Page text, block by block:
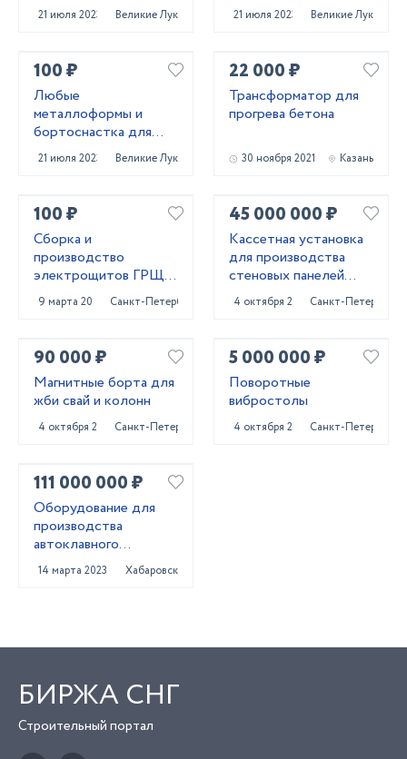
21 июля 2023 Великие Луки 21 июля 2023 Великие Луки
100 ₽
Любые
металлоформы и
бортоснастка для
ваших ЖБИ от «М-
Конструктор»
21 июля 2023 Великие Луки
22 000 ₽
Трансформатор для
прогрева бетона
30 ноября 2021 Казань
100 ₽
Сборка и
производство
электрощитов ГРЩ,
АВР, ВРУ, ЩО,ЩЭ,
ЩУ...
9 марта 2023 Санкт-Петербург
45 000 000 ₽
Кассетная установка
для производства
стеновых панелей
ЖБИ
4 октября 2024Санкт-Петербург
90 000 ₽
Магнитные борта для
жби свай и колонн
4 октября 2024Санкт-Петербург
5 000 000 ₽
Поворотные
вибростолы
4 октября 2024Санкт-Петербург
111 000 000 ₽
Оборудование для
производства
автоклавного
газобетона
14 марта 2023 Хабаровск
БИРЖА СНГ
Строительный портал